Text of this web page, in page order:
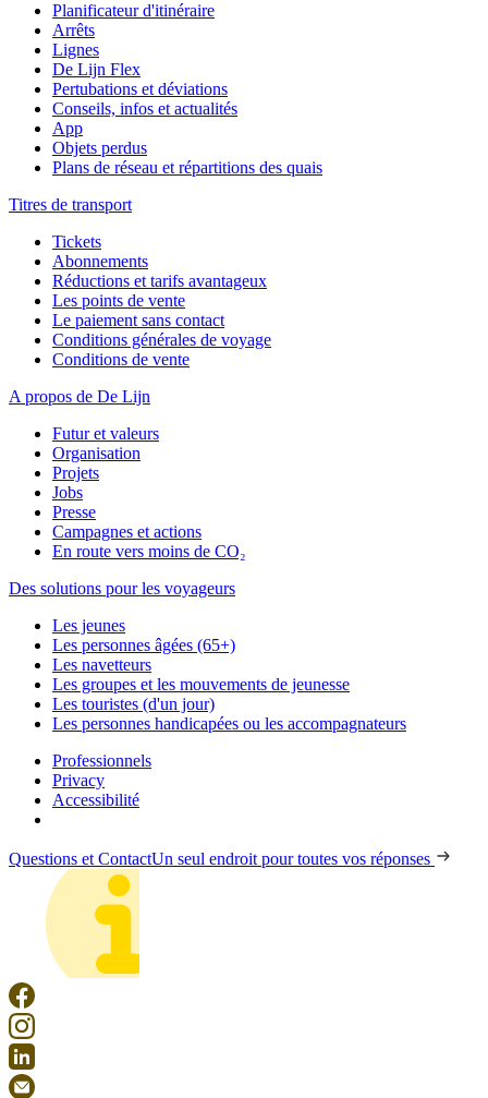
Planificateur d'itinéraire
Arrêts
Lignes
De Lijn Flex
Pertubations et déviations
Conseils, infos et actualités
App
Objets perdus
Plans de réseau et répartitions des quais
Titres de transport
Tickets
Abonnements
Réductions et tarifs avantageux
Les points de vente
Le paiement sans contact
Conditions générales de voyage
Conditions de vente
A propos de De Lijn
Futur et valeurs
Organisation
Projets
Jobs
Presse
Campagnes et actions
En route vers moins de CO₂
Des solutions pour les voyageurs
Les jeunes
Les personnes âgées (65+)
Les navetteurs
Les groupes et les mouvements de jeunesse
Les touristes (d'un jour)
Les personnes handicapées ou les accompagnateurs
Professionnels
Privacy
Accessibilité
Questions et ContactUn seul endroit pour toutes vos réponses